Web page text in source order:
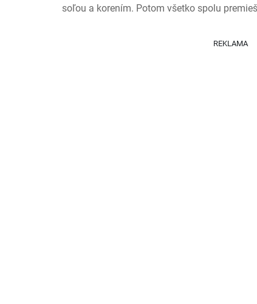
soľou a korením. Potom všetko spolu
REKLAMA